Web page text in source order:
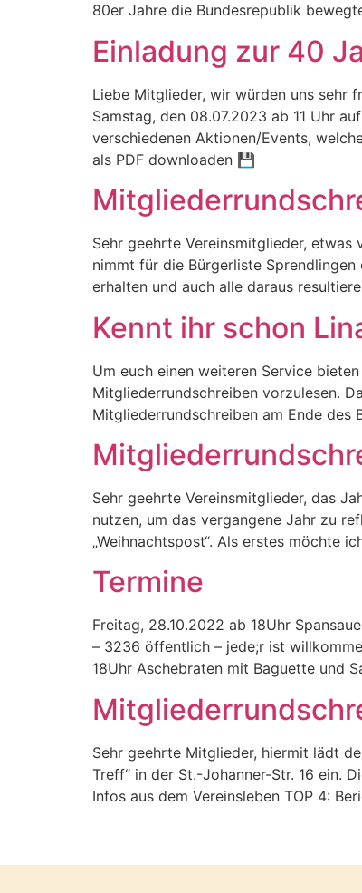
80er Jahre die Bundesrepublik
Einladung zur 40
Liebe Mitglieder, wir würden uns sehr
Samstag, den 08.07.2023 ab 11 Uhr
verschiedenen Aktionen/Events,
als PDF downloaden 💾
Sehr geehrte Vereinsmitglieder,
nimmt für die Bürgerliste
erhalten und auch alle daraus
Kennt ihr schon
Um euch einen weiteren Service
Mitgliederrundschreiben vorzulesen.
Mitgliederrundschreiben am Ende des
Sehr geehrte Vereinsmitglieder, das
nutzen, um das vergangene Jahr zu
„Weihnachtspost“. Als erstes möchte
Termine
Freitag, 28.10.2022 ab 18Uhr
– 3236 öffentlich – jede;r ist
18Uhr Aschebraten mit Baguette und
Sehr geehrte Mitglieder, hiermit lädt
Treff“ in der St.-Johanner-Str. 16 ein.
Infos aus dem Vereinsleben TOP 4: